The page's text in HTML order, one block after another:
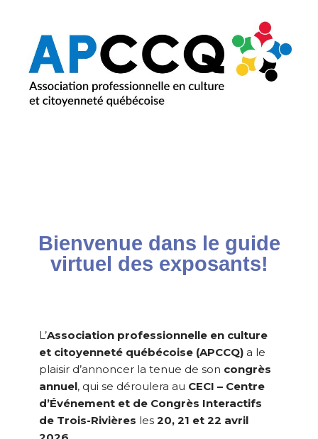
contenu
Bienvenue dans le guide
virtuel des exposants!
L’Association professionnelle en culture
et citoyenneté québécoise (APCCQ)a le
plaisir d’annoncer la tenue de son congrès
annuel, qui se déroulera au CECI – Centre
d’Événement et de Congrès Interactifs
de Trois-Rivières les 20, 21 et 22 avril